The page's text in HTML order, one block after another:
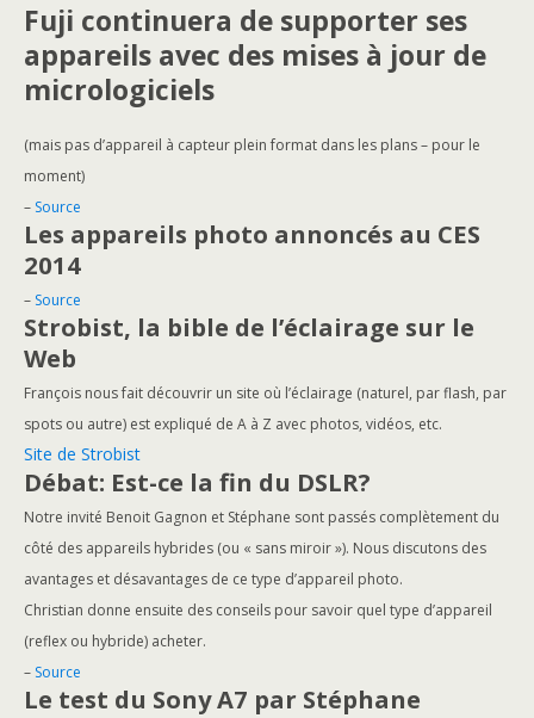
Fuji continuera de supporter ses
appareils avec des mises à jour de
micrologiciels
(mais pas d’appareil à capteur plein format dans les plans – pour le
moment)
– Source
Les appareils photo annoncés au CES
2014
– Source
Strobist, la bible de l’éclairage sur le
Web
François nous fait découvrir un site où l’éclairage (naturel, par flash, par
spots ou autre) est expliqué de A à Z avec photos, vidéos, etc.
Site de Strobist
Débat: Est-ce la fin du DSLR?
Notre invité Benoit Gagnon et Stéphane sont passés complètement du
côté des appareils hybrides (ou « sans miroir »). Nous discutons des
avantages et désavantages de ce type d’appareil photo.
Christian donne ensuite des conseils pour savoir quel type d’appareil
(reflex ou hybride) acheter.
– Source
Le test du Sony A7 par Stéphane